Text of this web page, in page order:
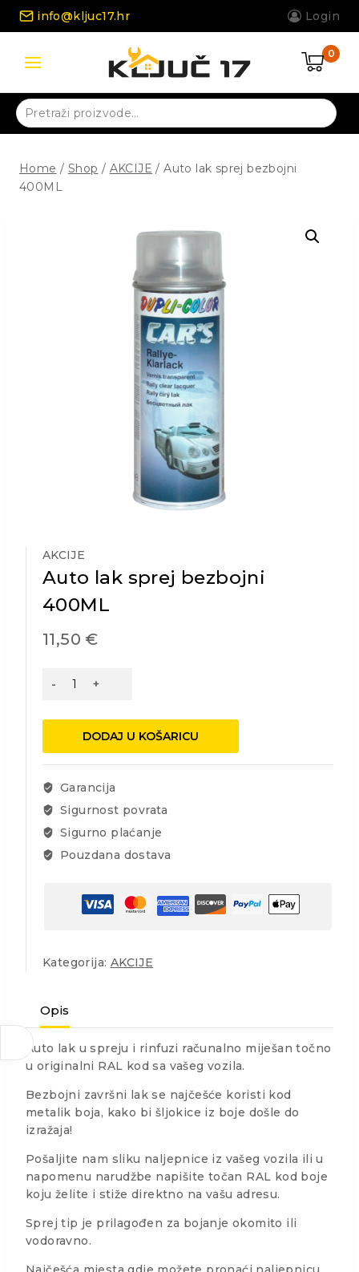
Skip
info@kljuc17.hr Login
0
Pretraži:
Home / Shop / AKCIJE / Auto lak sprej bezbojni
400ML
AKCIJE
Auto lak sprej bezbojni
400ML
11,50 €
Auto
bezbojni
količina
DODAJ U KOŠARICU
Garancija
Sigurnost povrata
Sigurno plaćanje
Pouzdana dostava
Kategorija: AKCIJE
Opis
Auto lak u spreju i rinfuzi računalno miješan točno
u originalni RAL kod sa vašeg vozila.
Bezbojni završni lak se najčešće koristi kod
metalik boja, kako bi šljokice iz boje došle do
izražaja!
Pošaljite nam sliku naljepnice iz vašeg vozila ili u
napomenu narudžbe napišite točan RAL kod boje
koju želite i stiže direktno na vašu adresu.
Sprej tip je prilagođen za bojanje okomito ili
vodoravno.